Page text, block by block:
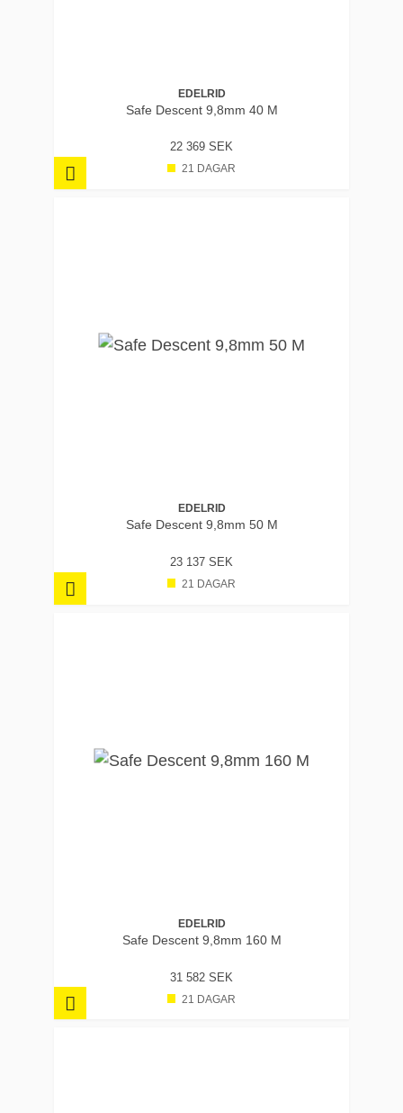
EDELRID
Safe Descent 9,8mm 40 M
22 369 SEK
21 DAGAR
EDELRID
Safe Descent 9,8mm 50 M
23 137 SEK
21 DAGAR
EDELRID
Safe Descent 9,8mm 160 M
31 582 SEK
21 DAGAR